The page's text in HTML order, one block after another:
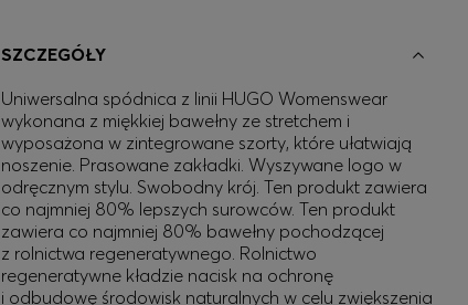
SZCZEGÓŁY
Uniwersalna spódnica z linii HUGO Womenswear
wykonana z miękkiej bawełny ze stretchem i
wyposażona w zintegrowane szorty, które ułatwiają
noszenie. Prasowane zakładki. Wyszywane logo w
odręcznym stylu. Swobodny krój. Ten produkt zawiera
co najmniej 80% lepszych surowców. Ten produkt
zawiera co najmniej 80% bawełny pochodzącej
z rolnictwa regeneratywnego. Rolnictwo
regeneratywne kładzie nacisk na ochronę
i odbudowę środowisk naturalnych w celu zwiększenia